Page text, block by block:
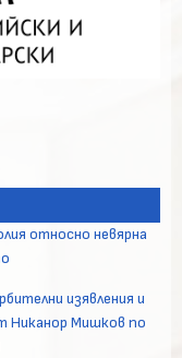
относно невярна
изявления и
Никанор Мишков по